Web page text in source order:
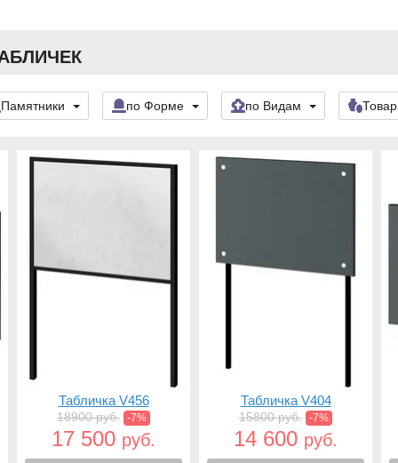
Памятники по Форме по Видам
Табличка V456
18900 руб. -7%
17 500 руб.
Табличка V404
15800 руб. -7%
14 600 руб.